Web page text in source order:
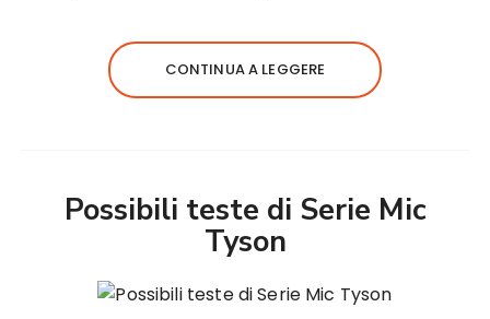
CONTINUA A LEGGERE
Possibili teste di Serie Mic
Tyson